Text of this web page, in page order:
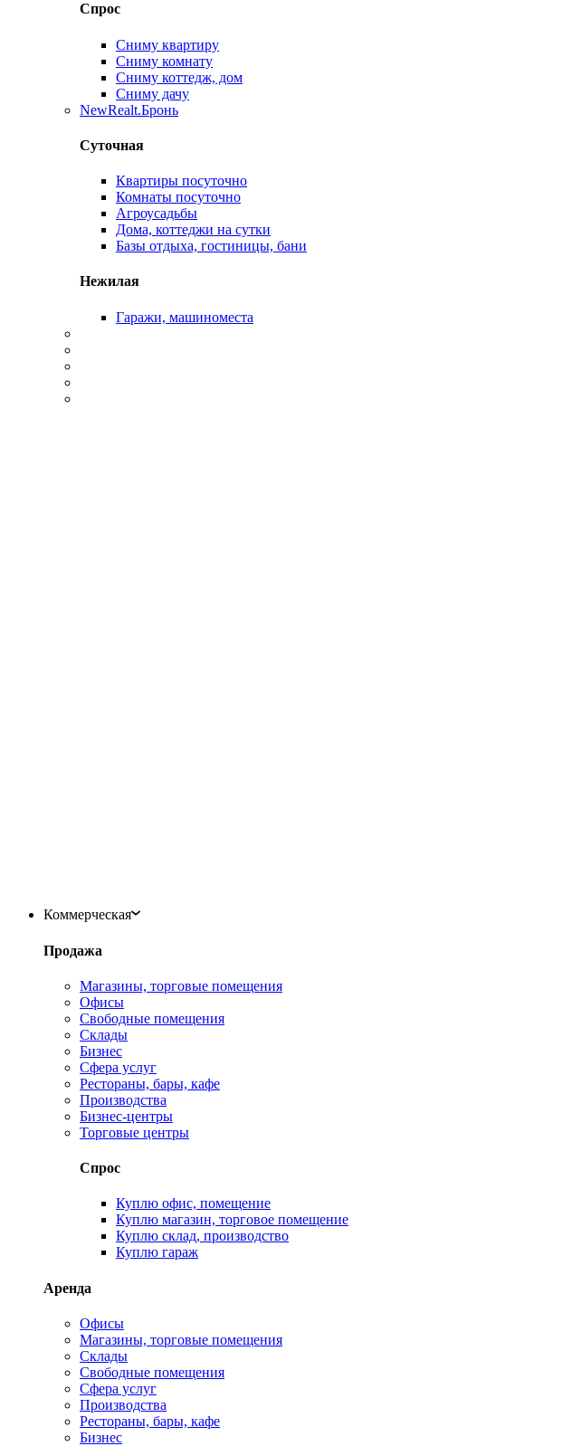
Спрос
Сниму квартиру
Сниму комнату
Сниму коттедж, дом
Сниму дачу
NewRealt.Бронь
Суточная
Квартиры посуточно
Комнаты посуточно
Агроусадьбы
Дома, коттеджи на сутки
Базы отдыха, гостиницы, бани
Нежилая
Гаражи, машиноместа
Коммерческая
Продажа
Магазины, торговые помещения
Офисы
Свободные помещения
Склады
Бизнес
Сфера услуг
Рестораны, бары, кафе
Производства
Бизнес-центры
Торговые центры
Спрос
Куплю офис, помещение
Куплю магазин, торговое помещение
Куплю склад, производство
Куплю гараж
Аренда
Офисы
Магазины, торговые помещения
Склады
Свободные помещения
Сфера услуг
Производства
Рестораны, бары, кафе
Бизнес